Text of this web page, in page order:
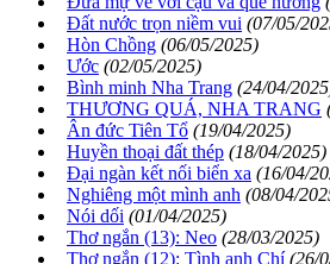
Đất nước trọn niềm vui (07/05/
Hòn Chồng (06/05/2025)
Ước (02/05/2025)
Bình minh Nha Trang (24/04/
THƯƠNG QUÁ, NHA TRANG
Ân đức Tiên Tổ (19/04/2025)
Huyền thoại đất thép (18/04/2025)
Đại ngàn kết nối biển xa (16/04/
Nghiêng một mình anh (08/04/
Nói dối (01/04/2025)
Thơ ngắn (13): Neo (28/03/2025)
Thơ ngắn (12): Tình anh Chí (26/